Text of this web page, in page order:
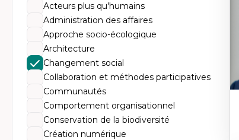
Acteurs plus qu'humains
Administration des affaires
Approche socio-écologique
Architecture
Changement social
Collaboration et méthodes participatives
Communautés
Comportement organisationnel
Conservation de la biodiversité
Création numérique